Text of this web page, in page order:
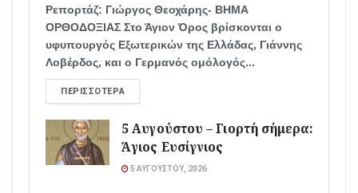
Ρεπορτάζ: Γιώργος Θεοχάρης- ΒΗΜΑ
ΟΡΘΟΔΟΞΙΑΣ Στο Άγιον Όρος βρίσκονται ο
υφυπουργός Εξωτερικών της Ελλάδας, Γιάννης
Λοβέρδος, και ο Γερμανός ομόλογός...
ΠΕΡΙΣΣΌΤΕΡΑ
5 Αυγούστου – Γιορτή σήμερα:
Άγιος Ευσίγνιος
5 ΑΥΓΟΎΣΤΟΥ, 2026